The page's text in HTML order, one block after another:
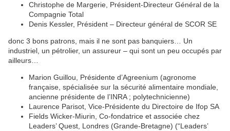
Christophe de Margerie, Président-Directeur Général de la
Compagnie Total
Denis Kessler, Président – Directeur général de SCOR SE
donc 3 bons patrons, mais il ne sont pas banquiers… Un
industriel, un pétrolier, un assureur – qui sont un peu occupés par
ailleurs…
Marion Guillou, Présidente d’Agreenium (agronome
française, spécialisée sur la sécurité alimentaire mondiale,
ancienne présidente de l’INRA ; polytechnicienne)
Laurence Parisot, Vice-Présidente du Directoire de Ifop SA
Fields Wicker-Miurin, Co-fondatrice et associée chez
Leaders’ Quest, Londres (Grande-Bretagne) (“Leaders’